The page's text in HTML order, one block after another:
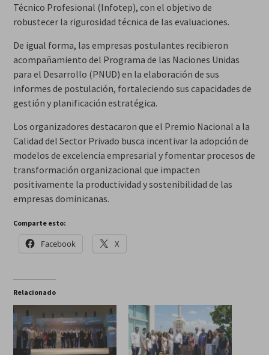
Técnico Profesional (Infotep), con el objetivo de
robustecer la rigurosidad técnica de las evaluaciones.
De igual forma, las empresas postulantes recibieron
acompañamiento del Programa de las Naciones Unidas
para el Desarrollo (PNUD) en la elaboración de sus
informes de postulación, fortaleciendo sus capacidades de
gestión y planificación estratégica.
Los organizadores destacaron que el Premio Nacional a la
Calidad del Sector Privado busca incentivar la adopción de
modelos de excelencia empresarial y fomentar procesos de
transformación organizacional que impacten
positivamente la productividad y sostenibilidad de las
empresas dominicanas.
Comparte esto:
Facebook X
Relacionado